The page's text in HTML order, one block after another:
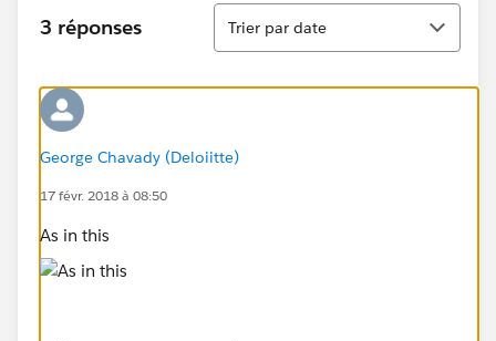
3 réponses
Tri
Trier par date
George Chavady (Deloiitte)
17 févr. 2018 à 08:50
As in this